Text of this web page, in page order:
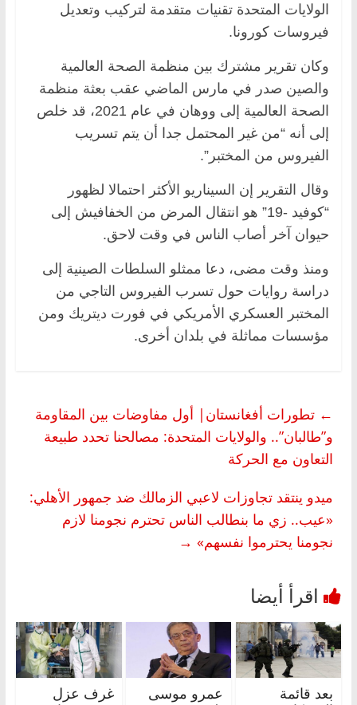
الولايات المتحدة تقنيات متقدمة لتركيب وتعديل
فيروسات كورونا.
وكان تقرير مشترك بين منظمة الصحة العالمية
والصين صدر في مارس الماضي عقب بعثة منظمة
الصحة العالمية إلى ووهان في عام 2021، قد خلص
إلى أنه “من غير المحتمل جدا أن يتم تسريب
الفيروس من المختبر”.
وقال التقرير إن السيناريو الأكثر احتمالا لظهور
“كوفيد -19” هو انتقال المرض من الخفافيش إلى
حيوان آخر أصاب الناس في وقت لاحق.
ومنذ وقت مضى، دعا ممثلو السلطات الصينية إلى
دراسة روايات حول تسرب الفيروس التاجي من
المختبر العسكري الأمريكي في فورت ديتريك ومن
مؤسسات مماثلة في بلدان أخرى.
← تطورات أفغانستان| أول مفاوضات بين المقاومة
و”طالبان”.. والولايات المتحدة: مصالحنا تحدد طبيعة
التعاون مع الحركة
ميدو ينتقد تجاوزات لاعبي الزمالك ضد جمهور الأهلي:
«عيب.. زي ما بنطالب الناس تحترم نجومنا لازم
نجومنا يحترموا نفسهم» →
بعد قائمة
عمرو موسى
غرف عزل